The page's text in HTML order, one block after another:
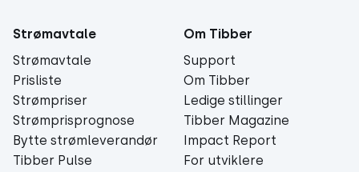
Strømavtale
Strømavtale
Prisliste
Strømpriser
Strømprisprognose
Bytte strømleverandør
Tibber Pulse
Om Tibber
Support
Om Tibber
Ledige stillinger
Tibber Magazine
Impact Report
For utviklere